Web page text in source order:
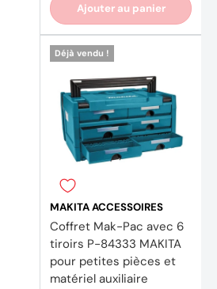
Ajouter au panier
Déjà vendu !
MAKITA ACCESSOIRES
Coffret Mak-Pac avec 6
tiroirs P-84333 MAKITA
pour petites pièces et
matériel auxiliaire